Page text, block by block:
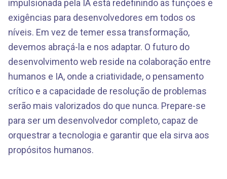
impulsionada pela IA está redefinindo as funções e
exigências para desenvolvedores em todos os
níveis. Em vez de temer essa transformação,
devemos abraçá-la e nos adaptar. O futuro do
desenvolvimento web reside na colaboração entre
humanos e IA, onde a criatividade, o pensamento
crítico e a capacidade de resolução de problemas
serão mais valorizados do que nunca. Prepare-se
para ser um desenvolvedor completo, capaz de
orquestrar a tecnologia e garantir que ela sirva aos
propósitos humanos.